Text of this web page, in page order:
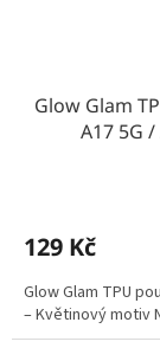
Glow Glam
A17 5G
129 Kč
Glow Glam TPU
– Květinový motiv